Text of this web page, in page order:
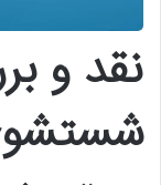
نقد و